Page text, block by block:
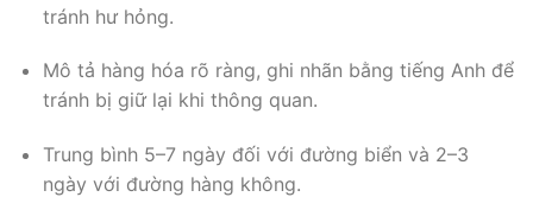
tránh hư hỏng.
Mô tả hàng hóa rõ ràng, ghi nhãn bằng tiếng Anh để
tránh bị giữ lại khi thông quan.
Trung bình 5–7 ngày đối với đường biển và 2–3
ngày với đường hàng không.